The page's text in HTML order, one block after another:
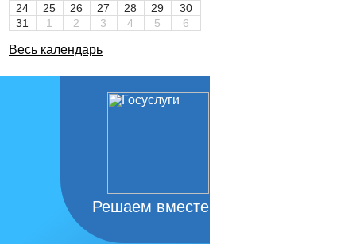
24
25 26 27 28 29
30
31
1 2 3 4 5 6
Весь календарь
Решаем вместе